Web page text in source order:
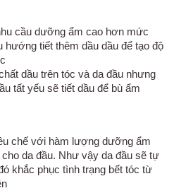
cầu dưỡng ẩm cao hơn mức
tiết thêm dầu dầu để tạo độ
dầu trên tóc và da đầu nhưng
tất yếu sẽ tiết dầu để bù ẩm
chế với hàm lượng dưỡng ẩm
da đầu. Như vậy da đầu sẽ tự
khắc phục tình trạng bết tóc từ